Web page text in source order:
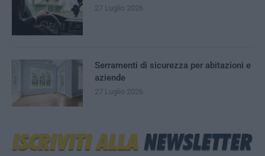
27 Luglio 2026
Serramenti di sicurezza per abitazioni e
aziende
27 Luglio 2026